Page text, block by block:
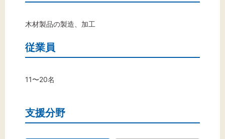
文字サイズ
木材製品の製造、加工
従業員
11〜20名
支援分野